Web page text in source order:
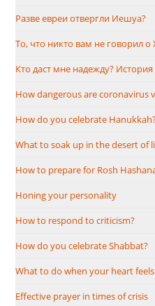
Разве евреи отвергли Иешуа?
То, что никто вам не говорил о
Кто даст мне надежду?
How dangerous are coronavirus
How do you celebrate
What to soak up in the desert of
How to prepare for Rosh
Honing your personality
How to respond to criticism?
How do you celebrate Shabbat?
What to do when your heart
Effective prayer in times of crisis